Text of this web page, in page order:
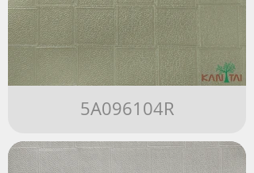
5A096104R